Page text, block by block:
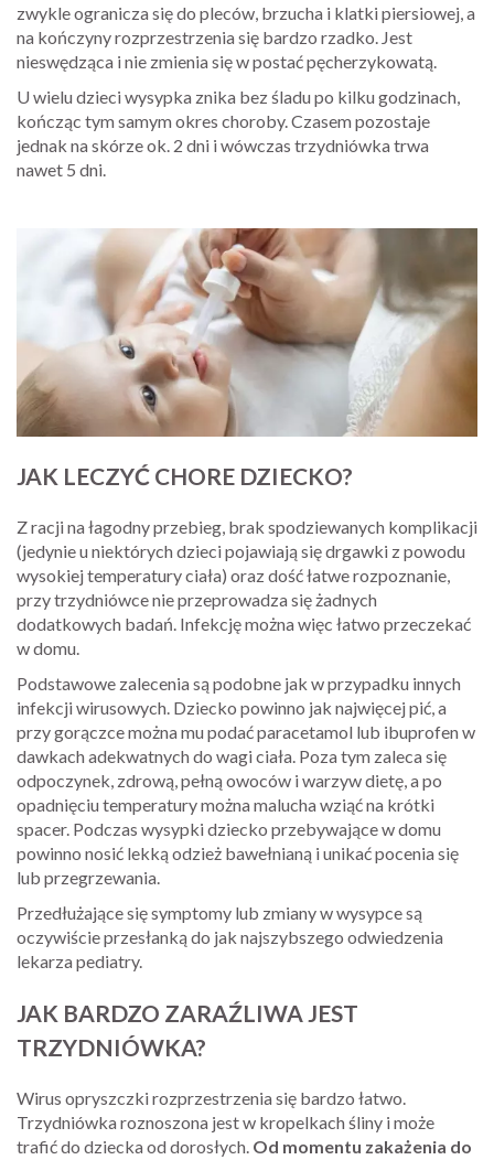
zwykle ogranicza się do pleców, brzucha i klatki piersiowej, a
na kończyny rozprzestrzenia się bardzo rzadko. Jest
nieswędząca i nie zmienia się w postać pęcherzykowatą.
U wielu dzieci wysypka znika bez śladu po kilku godzinach,
kończąc tym samym okres choroby. Czasem pozostaje
jednak na skórze ok. 2 dni i wówczas trzydniówka trwa
nawet 5 dni.
JAK LECZYĆ CHORE DZIECKO?
Z racji na łagodny przebieg, brak spodziewanych komplikacji
(jedynie u niektórych dzieci pojawiają się drgawki z powodu
wysokiej temperatury ciała) oraz dość łatwe rozpoznanie,
przy trzydniówce nie przeprowadza się żadnych
dodatkowych badań. Infekcję można więc łatwo przeczekać
w domu.
Podstawowe zalecenia są podobne jak w przypadku innych
infekcji wirusowych. Dziecko powinno jak najwięcej pić, a
przy gorączce można mu podać paracetamol lub ibuprofen w
dawkach adekwatnych do wagi ciała. Poza tym zaleca się
odpoczynek, zdrową, pełną owoców i warzyw dietę, a po
opadnięciu temperatury można malucha wziąć na krótki
spacer. Podczas wysypki dziecko przebywające w domu
powinno nosić lekką odzież bawełnianą i unikać pocenia się
lub przegrzewania.
Przedłużające się symptomy lub zmiany w wysypce są
oczywiście przesłanką do jak najszybszego odwiedzenia
lekarza pediatry.
JAK BARDZO ZARAŹLIWA JEST
TRZYDNIÓWKA?
Wirus opryszczki rozprzestrzenia się bardzo łatwo.
Trzydniówka roznoszona jest w kropelkach śliny i może
trafić do dziecka od dorosłych. Od momentu zakażenia do